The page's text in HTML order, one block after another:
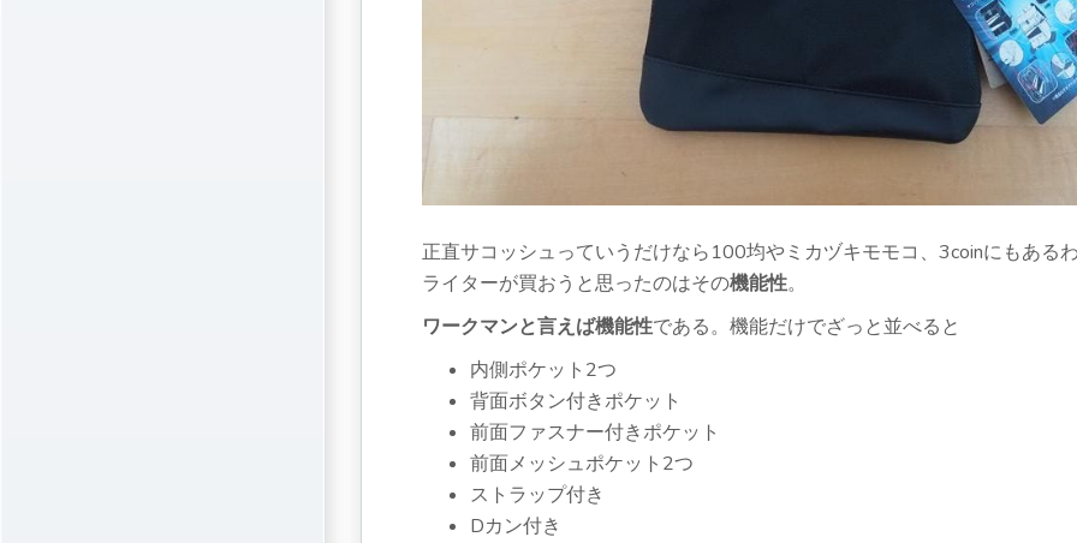
正直サコッシュっていうだけなら100均やミカヅキモモコ、3coinにもある
ライターが買おうと思ったのはその機能性。
ワークマンと言えば機能性である。機能だけでざっと並べると
内側ポケット2つ
背面ボタン付きポケット
前面ファスナー付きポケット
前面メッシュポケット2つ
ストラップ付き
Dカン付き